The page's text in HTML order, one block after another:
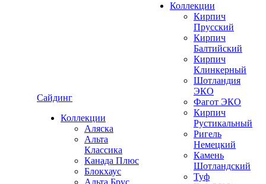
Сайдинг
Коллекции
Аляска
Альта
Классика
Канада Плюс
Блокхаус
Альта Брус
Коллекции
Кирпич
Прусский
Кирпич
Балтийский
Кирпич
Клинкерный
Шотландия
ЭКО
Фагот ЭКО
Кирпич
Рустикальный
Ригель
Немецкий
Камень
Шотландский
Туф